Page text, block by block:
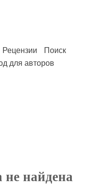
Рецензии
Поиск
для авторов
найдена